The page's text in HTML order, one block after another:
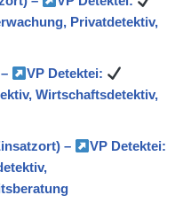
Privatdetektiv,
VP Detektei:
Wirtschaftsdetektiv,
–
VP Detektei: